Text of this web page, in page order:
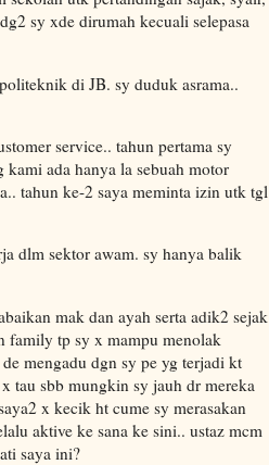
sy xde dirumah kecuali selepasa
di JB. sy duduk asrama..
service.. tahun pertama sy
ada hanya la sebuah motor
tahun ke-2 saya meminta izin utk tgl
dlm sektor awam. sy hanya balik
mak dan ayah serta adik2 sejak
family tp sy x mampu menolak
mengadu dgn sy pe yg terjadi kt
tau sbb mungkin sy jauh dr mereka
x kecik ht cume sy merasakan
aktive ke sana ke sini.. ustaz mcm
saya ini?